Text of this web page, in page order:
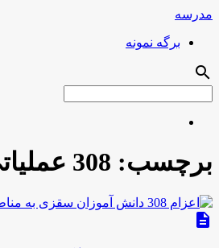
مدرسه
برگه نمونه
search
برچسب: 308 عملیاتی
description